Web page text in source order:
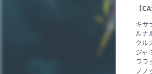
【
キサ
ルナ
クル
ジャ
ララ
ノノ